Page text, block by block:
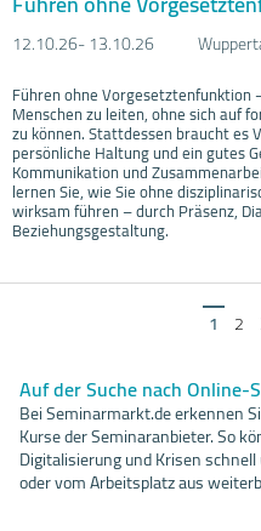
12.10.26- 13.10.26
Führen ohne Vorgesetztenfunktion
Menschen zu leiten, ohne sich auf
zu können. Stattdessen braucht es
persönliche Haltung und ein gutes
Kommunikation und
lernen Sie, wie Sie ohne
wirksam führen – durch Präsenz,
Beziehungsgestaltung.
1 2
Auf der Suche nach Online-
Bei Seminarmarkt.de erkennen
Kurse der Seminaranbieter. So
Digitalisierung und Krisen
oder vom Arbeitsplatz aus